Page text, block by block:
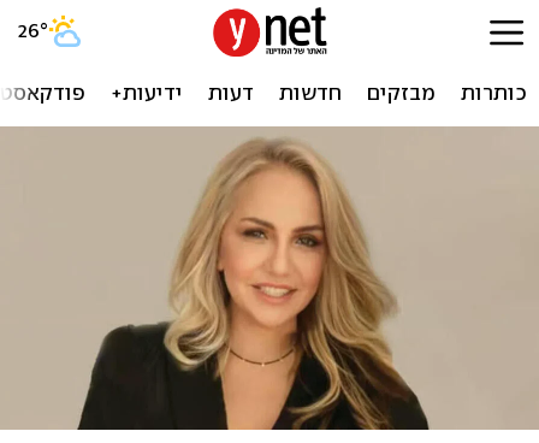
26°
כותרות מבזקים חדשות דעות ידיעות+